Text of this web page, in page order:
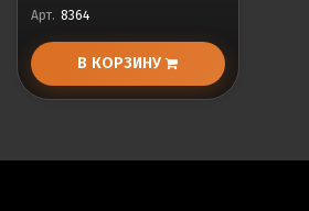
Арт. 8364
В КОРЗИНУ